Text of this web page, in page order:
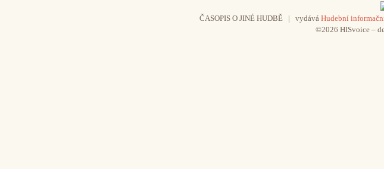
ČASOPIS O JINÉ HUDBĚ | vydává Hudební
©2026 HISvoice –